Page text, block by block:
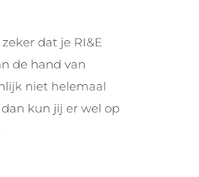
dat je RI&E
de hand van
niet helemaal
dan kun jij er wel op